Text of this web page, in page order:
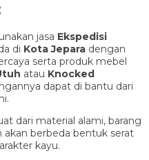
jasa Ekspedisi
di Kota Jepara dengan
serta produk mebel
atau Knocked
dapat di bantu dari
dari material alami, barang
berbeda bentuk serat
kayu.